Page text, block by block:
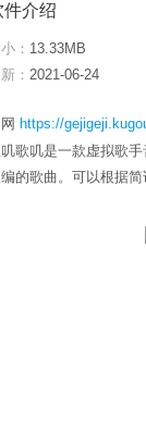
件介绍
： 13.33MB
： 2021-06-24
https://
歌叽是一款虚拟歌
的歌曲。可以根据